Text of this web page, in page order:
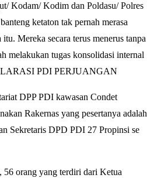
Kodam/ Kodim dan Poldasu/ Polres
ketaton tak pernah merasa
Mereka secara terus menerus tanpa
melakukan tugas konsolidasi internal
PDI PERJUANGAN
DPP PDI kawasan Condet
Rakernas yang pesertanya adalah
Sekretaris DPD PDI 27 Propinsi se
56 orang yang terdiri dari Ketua